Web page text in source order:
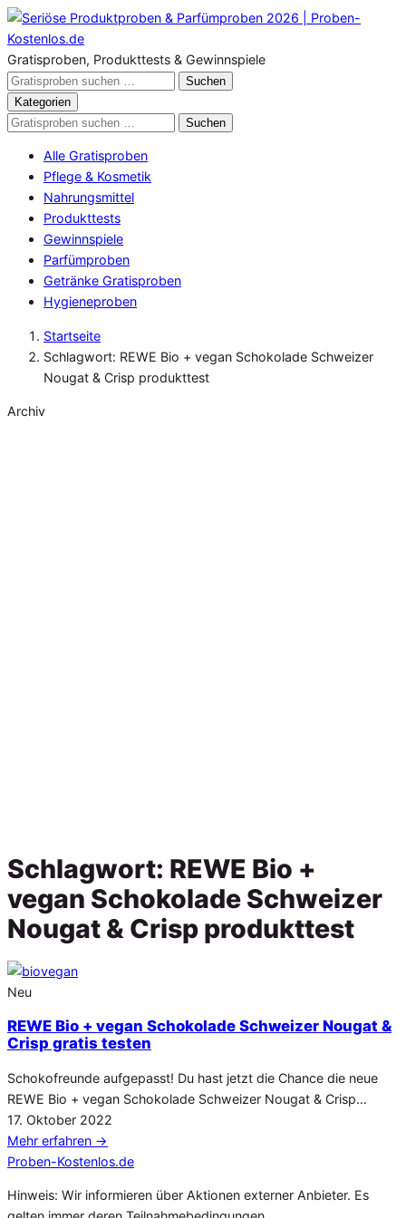
Zum
Inhalt
springen
Gratisproben, Produkttests & Gewinnspiele
Gratisproben
durchsuchen
Suchen
Kategorien
Gratisproben
Suchen
Alle Gratisproben
Pflege & Kosmetik
Nahrungsmittel
Produkttests
Gewinnspiele
Parfümproben
Getränke Gratisproben
Hygieneproben
Startseite
Schlagwort: REWE Bio + vegan Schokolade Schweizer
Nougat & Crisp produkttest
Archiv
Schlagwort: REWE Bio +
vegan Schokolade Schweizer
Nougat & Crisp produkttest
Neu
REWE Bio + vegan Schokolade Schweizer Nougat &
Crisp gratis testen
Schokofreunde aufgepasst! Du hast jetzt die Chance die neue
REWE Bio + vegan Schokolade Schweizer Nougat & Crisp…
Veröffentlicht
am
17. Oktober 2022
Mehr erfahren →
Proben-Kostenlos.de
Hinweis: Wir informieren über Aktionen externer Anbieter. Es